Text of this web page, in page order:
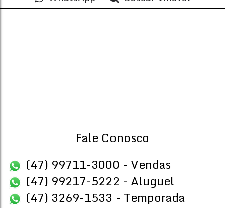
CEP: 88333-150,Avenida Rodesindo Pavan,N°:163
Fale Conosco
(47) 99711-3000 - Vendas
(47) 99217-5222 - Aluguel
(47) 3269-1533 - Temporada